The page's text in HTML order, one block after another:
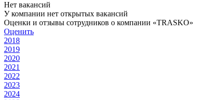
Нет вакансий
У компании нет открытых вакансий
Оценки и отзывы сотрудников о компании «TRASKO»
Оценить
2018
2019
2020
2021
2022
2023
2024